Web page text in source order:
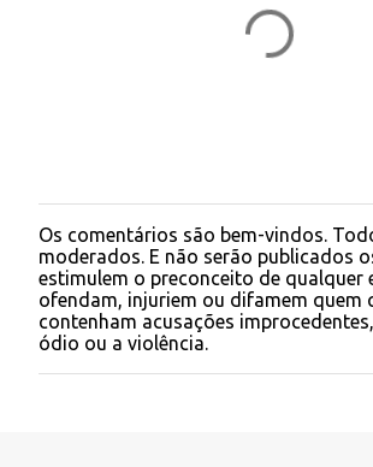
P
o
s
t
a
r
u
Os comentários são bem-vindos.
moderados. E não serão publicados
estimulem o preconceito de qualquer
ofendam, injuriem ou difamem quem
contenham acusações
ódio ou a violência.